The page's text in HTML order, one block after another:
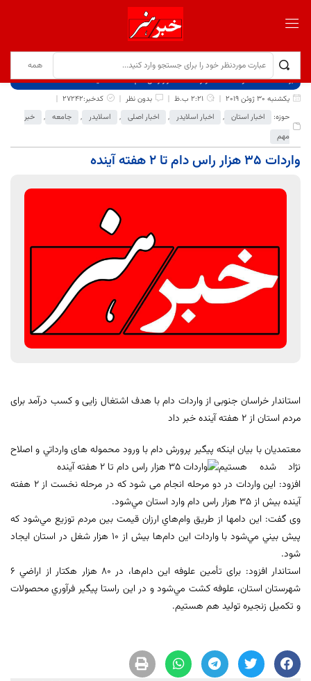
برگ نخست نوشته‌ها
واردات 35 هزار راس دام تا 2 هفته آینده
یکشنبه 30 ژوئن 2019
2:21 ب.ظ بدون نظر
کدخبر:27242
حوزه:
اخبار استان , اخبار اسلایدر , اخبار اصلی , اسلایدر , جامعه ,
خبر
مهم
واردات 35 هزار راس دام تا 2 هفته آینده
استاندار خراسان جنوبی از واردات دام با هدف اشتغال زایی و کسب درآمد برای
مردم استان از 2 هفته آینده خبر داد
معتمدیان با بیان اینکه پیگیر پرورش دام با ورود محموله های وارداتي و اصلاح
نژاد شده هستیم
افزود: این واردات در دو مرحله انجام می شود که در مرحله نخست از ۲ هفته
آينده بيش از ۳۵ هزار راس دام وارد استان مي‌شود.
وی گفت: این دامها از طريق وام‌هاي ارزان قيمت بين مردم توزيع مي‌شود که
پیش بیني مي‌شود با واردات اين دام‌ها بيش از ۱۰ هزار شغل در استان ايجاد
شود.
استاندار افزود: برای تأمين علوفه اين دام‌ها، در ۸۰ هزار هکتار از اراضي ۶
شهرستان استان، علوفه کشت مي‌شود و در این راستا پیگیر فرآوري محصولات
و تكميل زنجيره توليد هم هستیم.